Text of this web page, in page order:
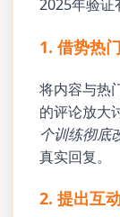
2025年验证
1. 借势热
将内容与热
的评论放大
个训练彻底
真实回复。
2. 提出互